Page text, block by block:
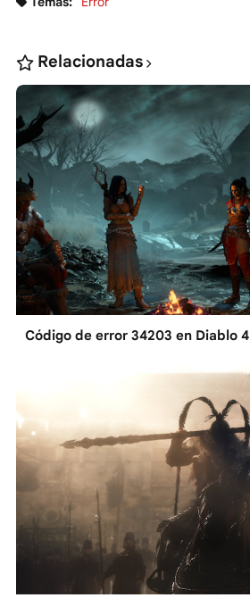
Relacionadas
Código de error 34203 en Diablo 4